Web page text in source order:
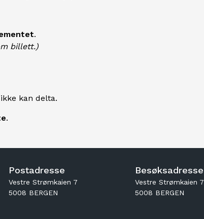
.
billett.)
kan delta.
.
Postadresse
Vestre Strømkaien 7
5008 BERGEN
Besøksadresse
Vestre Strømkaien 7
5008 BERGEN